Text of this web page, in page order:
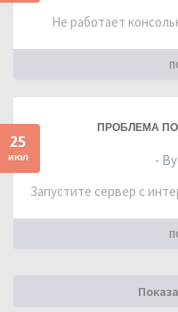
Не работает
25
июл
ПРОБЛЕМА
- By
Запустите сервер с